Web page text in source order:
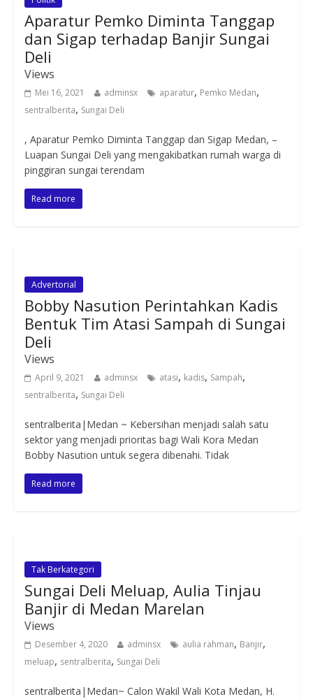
Aparatur Pemko Diminta Tanggap
dan Sigap terhadap Banjir Sungai
Deli
Views
Mei 16, 2021 adminsx aparatur, Pemko Medan,
sentralberita, Sungai Deli
, Aparatur Pemko Diminta Tanggap dan Sigap Medan, –
Luapan Sungai Deli yang mengakibatkan rumah warga di
pinggiran sungai terendam
Read more
Advertorial
Bobby Nasution Perintahkan Kadis
Bentuk Tim Atasi Sampah di Sungai
Deli
Views
April 9, 2021 adminsx atasi, kadis, Sampah,
sentralberita, Sungai Deli
sentralberita|Medan ~ Kebersihan menjadi salah satu
sektor yang menjadi prioritas bagi Wali Kora Medan
Bobby Nasution untuk segera dibenahi. Tidak
Read more
Tak Berkategori
Sungai Deli Meluap, Aulia Tinjau
Banjir di Medan Marelan
Views
Desember 4, 2020 adminsx aulia rahman, Banjir,
meluap, sentralberita, Sungai Deli
sentralberita|Medan~ Calon Wakil Wali Kota Medan, H.